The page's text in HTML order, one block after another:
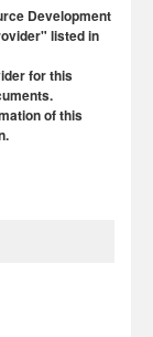
Development
listed in
for this
of this